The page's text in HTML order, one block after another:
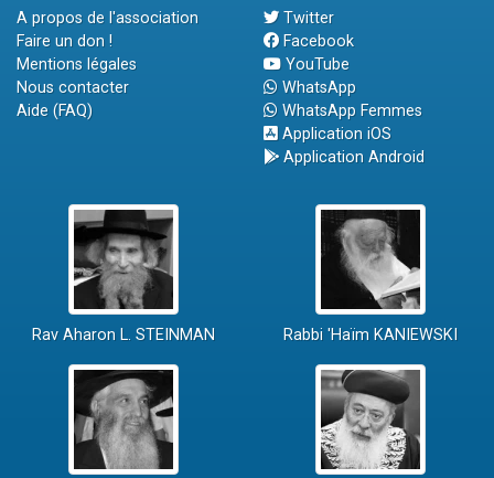
A propos de l'association
Faire un don !
Mentions légales
Nous contacter
Aide (FAQ)
Twitter
Facebook
YouTube
WhatsApp
WhatsApp Femmes
Application iOS
Application Android
Rav Aharon L. STEINMAN Rabbi 'Haïm KANIEWSKI